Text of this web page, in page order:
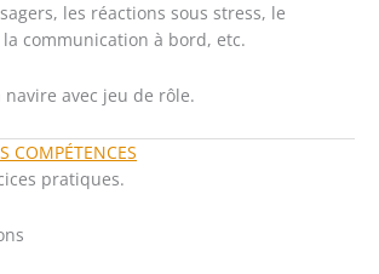
les réactions sous stress, le
communication à bord, etc.
navire avec jeu de rôle.
COMPÉTENCES
pratiques.